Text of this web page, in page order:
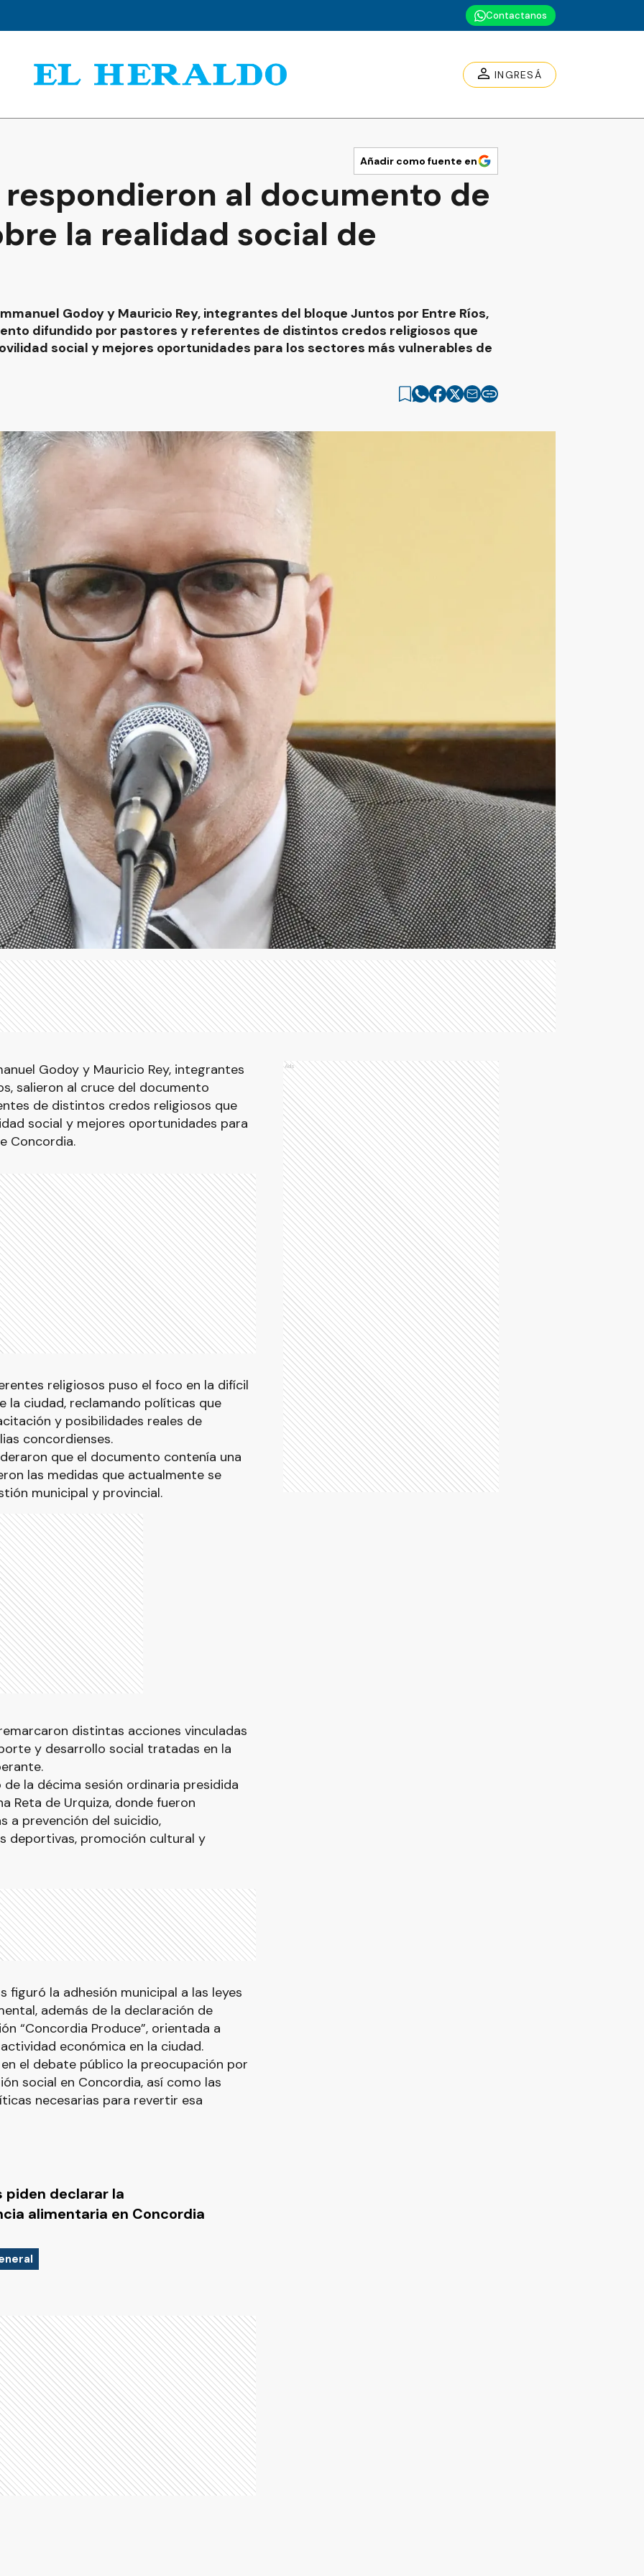
Contactanos
INGRESÁ
Añadir como fuente en
al documento de
la realidad social de
Godoy y Mauricio Rey, integrantes del bloque Juntos por Entre Ríos,
difundido por pastores y referentes de distintos credos religiosos que
social y mejores oportunidades para los sectores más vulnerables de
Godoy y Mauricio Rey, integrantes
salieron al cruce del documento
de distintos credos religiosos que
social y mejores oportunidades para
Concordia.
religiosos puso el foco en la difícil
la ciudad, reclamando políticas que
y posibilidades reales de
concordienses.
que el documento contenía una
las medidas que actualmente se
municipal y provincial.
distintas acciones vinculadas
y desarrollo social tratadas en la
la décima sesión ordinaria presidida
Reta de Urquiza, donde fueron
a prevención del suicidio,
deportivas, promoción cultural y
la adhesión municipal a las leyes
además de la declaración de
“Concordia Produce”, orientada a
económica en la ciudad.
el debate público la preocupación por
social en Concordia, así como las
necesarias para revertir esa
piden declarar la
alimentaria en Concordia
Ads